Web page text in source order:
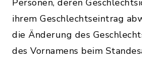
Personen, deren
ihrem Geschlechtseintrag
die Änderung des
des Vornamens beim